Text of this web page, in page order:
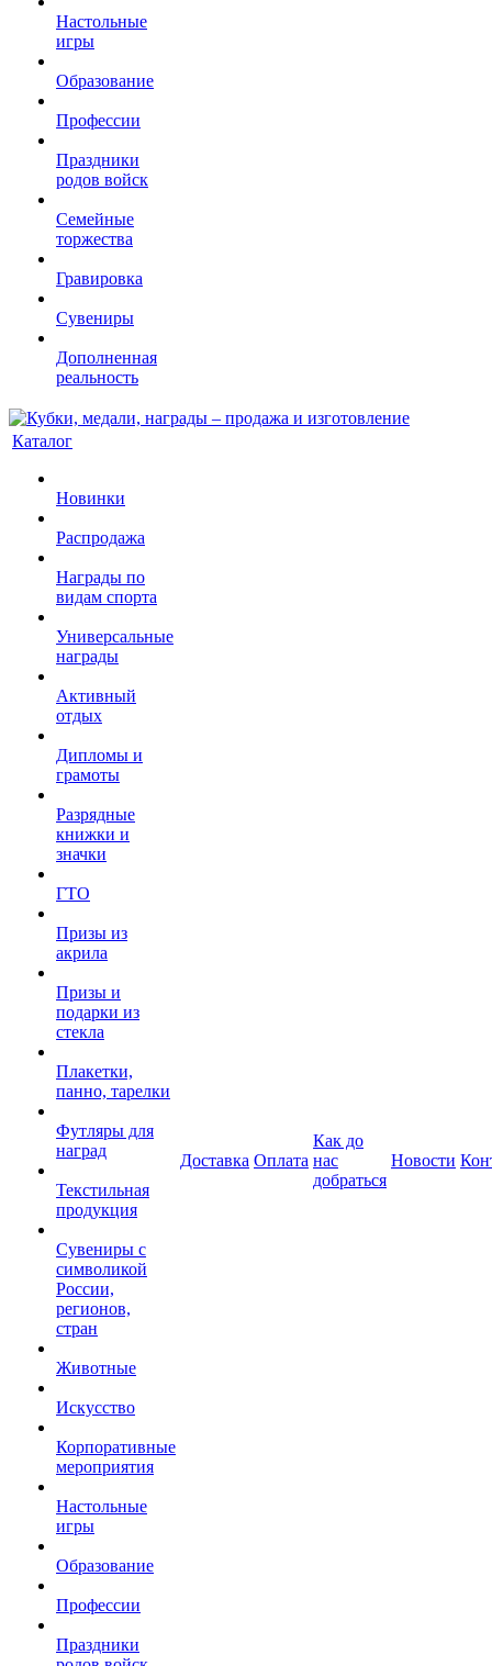
Настольные
игры
Образование
Профессии
Праздники
родов войск
Семейные
торжества
Гравировка
Сувениры
Дополненная
реальность
Каталог
Новинки
Распродажа
Награды по
видам спорта
Универсальные
награды
Активный
отдых
Дипломы и
грамоты
Разрядные
книжки и
значки
ГТО
Призы из
акрила
Призы и
подарки из
стекла
Плакетки,
панно, тарелки
Футляры для
наград
Текстильная
продукция
Сувениры с
символикой
России,
регионов,
стран
Животные
Искусство
Корпоративные
мероприятия
Настольные
игры
Образование
Профессии
Праздники
Доставка Оплата
Как до
нас
добраться
Новости